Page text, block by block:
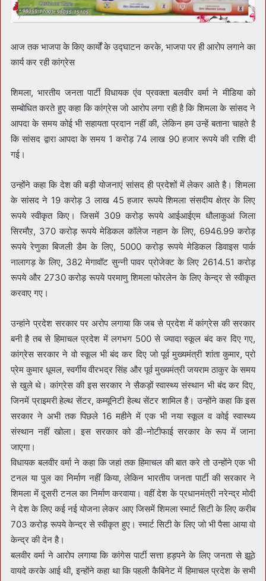
आज तक भाजपा के किए कार्यों के उद्घाटन करके, भाजपा पर ही आरोप लगाने का
कार्य कर रही कांग्रेस
शिमला, भारतीय जनता पार्टी विधायक एंव प्रवक्ता बलवीर वर्मा ने मीडिया को
सम्बोधित करते हुए कहा कि कांग्रेस जो आरोप लगा रही है कि शिमला के सांसद ने
आपदा के समय कोई भी सहायता प्रदान नहीं की, लेकिन हम उन्हें बताना चाहते है
कि सांसद द्वारा आपदा के समय 1 करोड़ 74 लाख 90 हजार रूपये की राशि दी
गई।
उन्होंने कहा कि देश की बड़ी योजनाएं सांसद ही प्रदेशों में लेकर आते है। शिमला
के सांसद ने 19 करोड़ 3 लाख 45 हजार रूपये शिमला संसदीय क्षेत्र के लिए
रूपये स्वीकृत किए। जिसमें 309 करोड़ रूपये आईआईएम धौलाकुआं जिला
सिरमौऱ, 370 करोड़ रूपये मेडिकल कॉलेज नहान के लिए, 6946.99 करोड़
रूपये रेणुका बिजली डैम के लिए, 5000 करोड़ रूपये मेडिकल डिवाइस पार्क
नालागड़ के लिए, 382 मेगावॉट सुन्नी पावर प्रोजेक्ट के लिए 2614.51 करोड़
रूपये और 2730 करोड़ रूपये परमाणु शिमला फोरलेन के लिए केन्द्र से स्वीकृत
करवाए गए।
उन्हांने प्रदेश सरकार पर अरोप लगाया कि जब से प्रदेश में कांग्रेस की सरकार
बनी है तब से हिमाचल प्रदेश में लगभग 500 से ज्यादा स्कूल बंद कर दिए गए,
कांग्रेस सरकार ने वो स्कूल भी बंद कर दिए जो पूर्व मुख्यमंत्री शांता कुमार, प्रो
प्रेम कुमार धूमल, स्वर्गीय वीरभद्र सिंह और पूर्व मुख्यमंत्री जयराम ठाकुर के समय
से खुले थे। कांग्रेस की इस सरकार ने सैकड़ों स्वास्थ्य संस्थान भी बंद कर दिए,
जिनमें प्राइमरी हेल्थ सेंटर, कम्यूनिटी हेल्थ सेंटर शामिल है। उन्होंने कहा कि इस
सरकार ने अभी तक पिछले 16 महीने में एक भी नया स्कूल व कोई स्वास्थ्य
संस्थान नहीं खोला। इस सरकार को डी-नोटीफाई सरकार के रूप में जाना
जाएगा।
विधायक बलवीर वर्मा ने कहा कि जहां तक हिमाचल की बात करे तो उन्होंने एक भी
टनल या पुल का निर्माण नहीं किया, लेकिन भारतीय जनता पार्टी की सरकार ने
शिमला में दूसरी टनल का निर्माण करवाया। वहीं देश के प्रधानमंत्री नरेन्द्र मोदी
ने देश के लिए कई नई योजना लेकर आए जिसमें शिमला स्मार्ट सिटी के लिए करीब
703 करोड़ रूपये केन्द्र से स्वीकृत हुए। स्मार्ट सिटी के लिए जो भी पैसा आया वो
केन्द्र की देन है।
बलवीर वर्मा ने आरोप लगाया कि कांगेस पार्टी सत्ता हड़पने के लिए जनता से झूठे
वायदे करके आई थी, इन्होंने कहा था कि पहली कैबिनेट में हिमाचल प्रदेश के सभी